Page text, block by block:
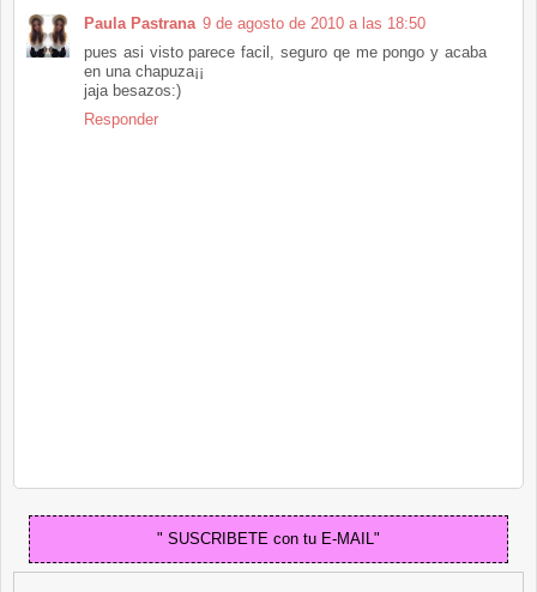
Paula Pastrana 9 de agosto de 2010 a las 18:50
pues asi visto parece facil, seguro qe me pongo y acaba
en una chapuza¡¡
jaja besazos:)
Responder
" SUSCRIBETE con tu E-MAIL"